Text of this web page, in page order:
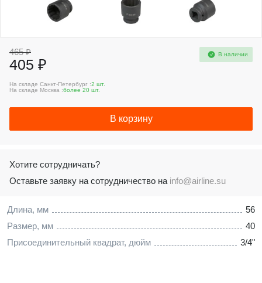
Длина, мм
56
Размер, мм
40
Присоединительный квадрат, дюйм
3/4"
465 ₽
405 ₽
В наличии
На складе Санкт-Петербург :2 шт.
На складе Москва :более 20 шт.
В корзину
Хотите сотрудничать?
Оставьте заявку на сотрудничество на info@airline.su